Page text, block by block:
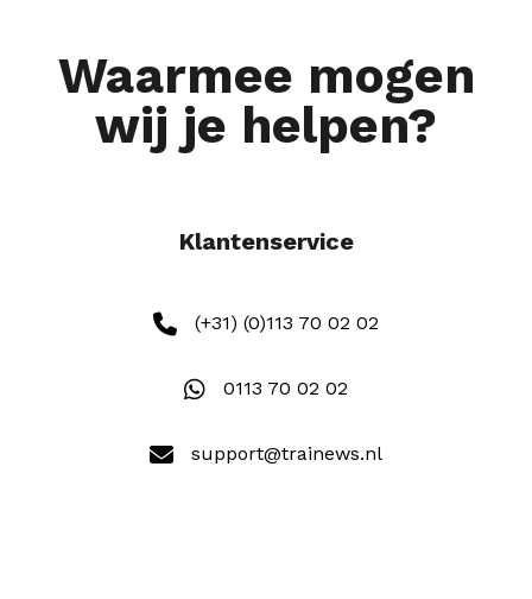
Waarmee mogen
wij je helpen?
Klantenservice
(+31) (0)113 70 02 02
0113 70 02 02
support@trainews.nl